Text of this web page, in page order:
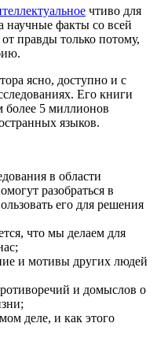
чтиво для
научные факты со всей
правды только потому,
ясно, доступно и с
Его книги
5 миллионов
языков.
в области
разобраться в
его для решения
что мы делаем для
и мотивы других людей
и домыслов о
деле, и как этого